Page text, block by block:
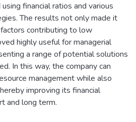
financial ratios and various
The results not only made it
contributing to low
highly useful for managerial
a range of potential solutions
In this way, the company can
management while also
improving its financial
and long term.